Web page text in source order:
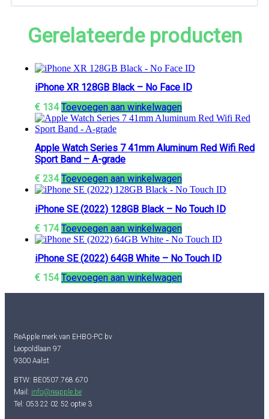
Gerelateerde producten
iPhone XR 128GB Black – No Face ID
€ 134 Toevoegen aan winkelwagen
Apple Watch Series 7 41mm Aluminum Red Wifi Red
Sport Band – A-grade
€ 234 Toevoegen aan winkelwagen
iPhone SE (2022) 128GB Black – No Touch ID
€ 174 Toevoegen aan winkelwagen
iPhone SE (2022) 64GB White – No Touch ID
€ 154 Toevoegen aan winkelwagen
ReApple merk van EHBO-PC bv
Leopoldlaan 97
9300 Aalst
BTW: BE0507.768.670
Mail: info@reapple.be
Tel: 053 22 02 52 optie 3